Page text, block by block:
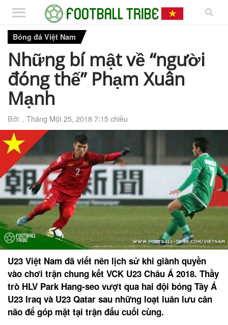
Bóng đá Việt Nam
Những bí mật về “người
đóng thế” Phạm Xuân
Mạnh
Bởi: , Tháng Một 25, 2018 7:15 chiều
U23 Việt Nam đã viết nên lịch sử khi giành quyền
vào chơi trận chung kết VCK U23 Châu Á 2018. Thầy
trò HLV Park Hang-seo vượt qua hai đội bóng Tây Á
U23 Iraq và U23 Qatar sau những loạt luân lưu cân
não để góp mặt tại trận đấu cuối cùng.